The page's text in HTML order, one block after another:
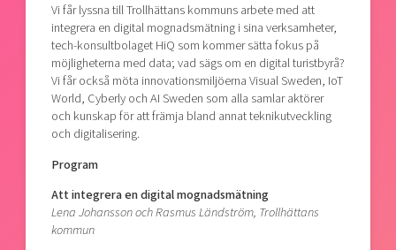
Vi får lyssna till Trollhättans kommuns arbete med att
integrera en digital mognadsmätning i sina verksamheter,
tech-konsultbolaget HiQ som kommer sätta fokus på
möjligheterna med data; vad sägs om en digital turistbyrå?
Vi får också möta innovationsmiljöerna Visual Sweden, IoT
World, Cyberly och AI Sweden som alla samlar aktörer
och kunskap för att främja bland annat teknikutveckling
och digitalisering.
Program
Att integrera en digital mognadsmätning
Lena Johansson och Rasmus Ländström, Trollhättans
kommun